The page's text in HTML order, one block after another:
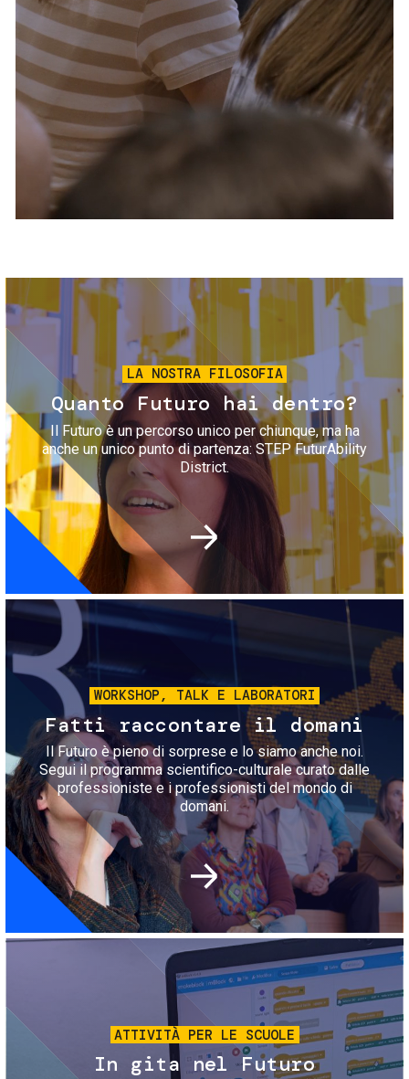
Servizi e accessibilità
Contatti
FAQ
Biglietti
Immagine
LA NOSTRA FILOSOFIA
Quanto Futuro hai dentro?
Il Futuro è un percorso unico per chiunque, ma ha
anche un unico punto di partenza: STEP FuturAbility
District.
Immagine
WORKSHOP, TALK E LABORATORI
Fatti raccontare il domani
Il Futuro è pieno di sorprese e lo siamo anche noi.
Segui il programma scientifico-culturale curato dalle
professioniste e i professionisti del mondo di
domani.
Immagine
ATTIVITÀ PER LE SCUOLE
In gita nel Futuro